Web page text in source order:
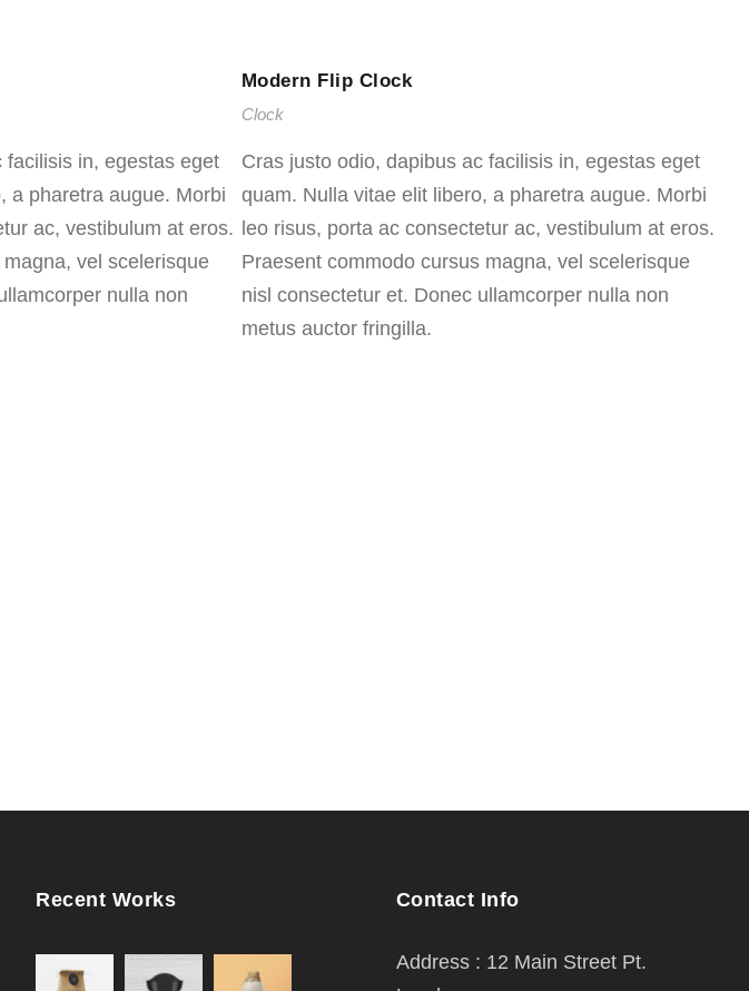
in, egestas eget
a pharetra augue. Morbi
ac, vestibulum at eros.
vel scelerisque
nulla non
Modern Flip Clock
Clock
Cras justo odio, dapibus ac facilisis in, egestas eget
quam. Nulla vitae elit libero, a pharetra augue. Morbi
leo risus, porta ac consectetur ac, vestibulum at eros.
Praesent commodo cursus magna, vel scelerisque
nisl consectetur et. Donec ullamcorper nulla non
metus auctor fringilla.
Recent Works Contact Info
Address : 12 Main Street Pt.